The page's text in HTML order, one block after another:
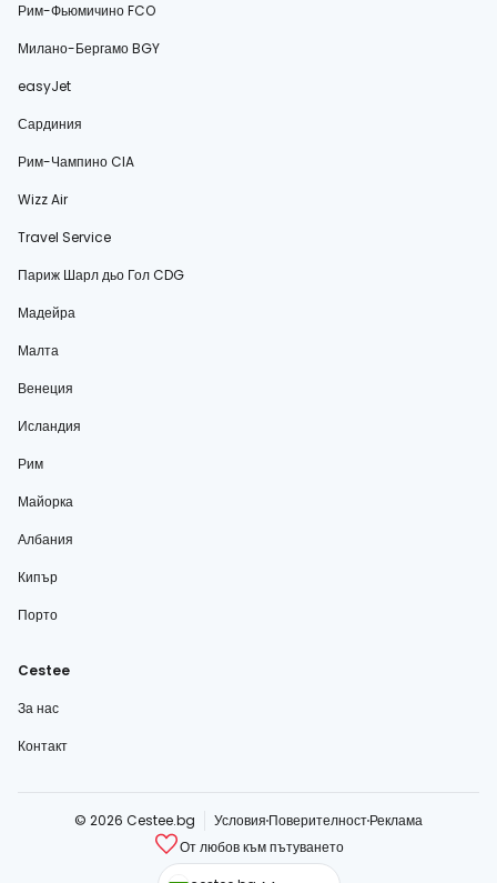
Рим-Фьюмичино FCO
Милано-Бергамо BGY
easyJet
Сардиния
Рим-Чампино CIA
Wizz Air
Travel Service
Париж Шарл дьо Гол CDG
Мадейра
Малта
Венеция
Исландия
Рим
Майорка
Албания
Кипър
Порто
Cestee
За нас
Контакт
© 2026 Cestee.bg Условия ПоверителностРеклама
От любов към пътуването
cestee.com